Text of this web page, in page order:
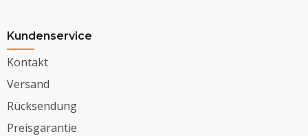
Kundenservice
Kontakt
Versand
Rücksendung
Preisgarantie